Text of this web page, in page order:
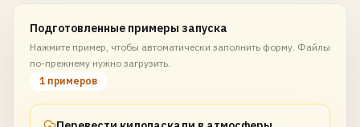
Подготовленные примеры запуска
Нажмите пример, чтобы автоматически заполнить форму. Файлы
по-прежнему нужно загрузить.
1 примеров